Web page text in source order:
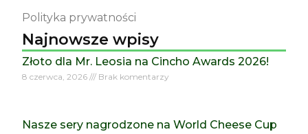
Polityka prywatności
Najnowsze wpisy
Złoto dla Mr. Leosia na Cincho Awards 2026!
8 czerwca, 2026 Brak komentarzy
Nasze sery nagrodzone na World Cheese Cup